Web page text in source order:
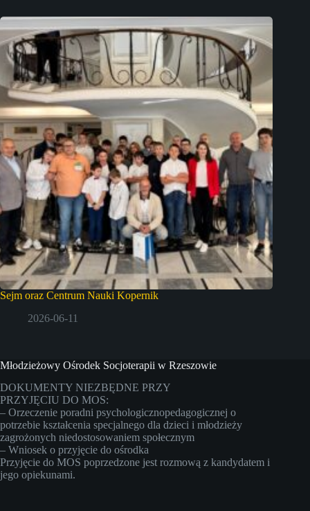
Sejm oraz Centrum Nauki Kopernik
2026-06-11
Młodzieżowy Ośrodek Socjoterapii w Rzeszowie
DOKUMENTY NIEZBĘDNE PRZY
PRZYJĘCIU DO MOS:
– Orzeczenie poradni psychologicznopedagogicznej o
potrzebie kształcenia specjalnego dla dzieci i młodzieży
zagrożonych niedostosowaniem społecznym
– Wniosek o przyjęcie do ośrodka
Przyjęcie do MOS poprzedzone jest rozmową z kandydatem i
jego opiekunami.